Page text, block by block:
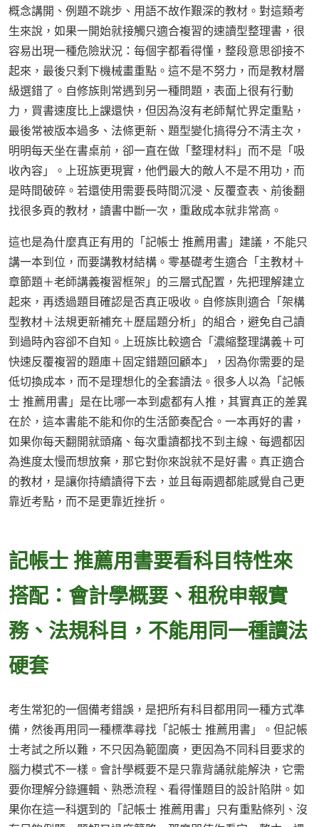
概念講開、例題不跳步、用語不故作艱深的教材。對這類考
生來說，如果一開始就接觸只適合複習的速讀型整理書，很
容易出現一種危險狀況：每個字都看得懂，整段意思卻接不
起來，最後只剩下機械畫重點。這不是不努力，而是教材層
級選錯了。自修族則常遇到另一種問題，表面上很有行動
力，買書速度比上課還快，但因為沒有老師幫忙界定重點，
最後常被版本過多、法條更新、題型變化搞得分不清主次，
明明每天坐在書桌前，卻一直在做「整理材料」而不是「吸
收內容」。上班族更現實，他們最大的敵人不是不用功，而
是時間破碎。若還使用需要長時間沉浸、反覆查表、前後翻
找很多頁的教材，讀書中斷一次，重啟成本就非常高。
這也是為什麼真正有用的「記帳士 推薦用書」建議，不能只
講一本到位，而要講教材結構。零基礎考生適合「主教材＋
章節題＋老師講義複習框架」的三層式配置，先把理解建立
起來，再透過題目確認是否真正吸收。自修族則適合「架構
型教材＋法規更新補充＋歷屆題分析」的組合，避免自己讀
到過時內容卻不自知。上班族比較適合「濃縮整理講義＋可
快速反覆複習的題庫＋固定錯題回顧本」，因為你需要的是
低切換成本，而不是理想化的全套讀法。很多人以為「記帳
士 推薦用書」是在比哪一本到處都有人推，其實真正的差異
在於，這本書能不能和你的生活節奏配合。一本再好的書，
如果你每天翻開就頭痛、每次重讀都找不到主線、每週都因
為進度太慢而想放棄，那它對你來說就不是好書。真正適合
的教材，是讓你持續讀得下去，並且每兩週都能感覺自己更
靠近考點，而不是更靠近挫折。
記帳士 推薦用書要看科目特性來
搭配：會計學概要、租稅申報實
務、法規科目，不能用同一種讀法
硬套
考生常犯的一個備考錯誤，是把所有科目都用同一種方式準
備，然後再用同一種標準尋找「記帳士 推薦用書」。但記帳
士考試之所以難，不只因為範圍廣，更因為不同科目要求的
腦力模式不一樣。會計學概要不是只靠背誦就能解決，它需
要你理解分錄邏輯、熟悉流程、看得懂題目的設計陷阱。如
果你在這一科選到的「記帳士 推薦用書」只有重點條列、沒